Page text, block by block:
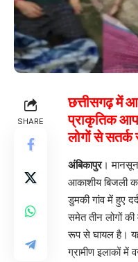
SHARE
छत्तीसगढ़ में
प्राकृतिक
लोगों से
अंबिकापुर।
आकाशीय बिजली
डुमकी गांव में हुए
समेत तीन लोगों की
रूप से घायल है।
ग्रामीण इलाकों